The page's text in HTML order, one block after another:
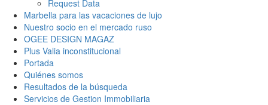
Request Data
Marbella para las vacaciones de lujo
Nuestro socio en el mercado ruso
OGEE DESIGN MAGAZ
Plus Valia inconstitucional
Portada
Quiénes somos
Resultados de la búsqueda
Servicios de Gestion Immobiliaria